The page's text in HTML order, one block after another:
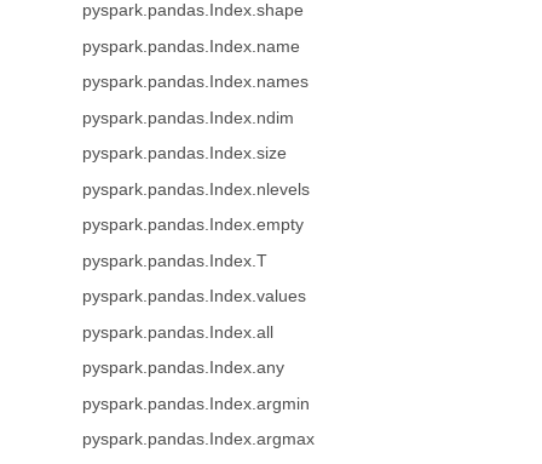
pyspark.pandas.Index.shape
pyspark.pandas.Index.name
pyspark.pandas.Index.names
pyspark.pandas.Index.ndim
pyspark.pandas.Index.size
pyspark.pandas.Index.nlevels
pyspark.pandas.Index.empty
pyspark.pandas.Index.T
pyspark.pandas.Index.values
pyspark.pandas.Index.all
pyspark.pandas.Index.any
pyspark.pandas.Index.argmin
pyspark.pandas.Index.argmax